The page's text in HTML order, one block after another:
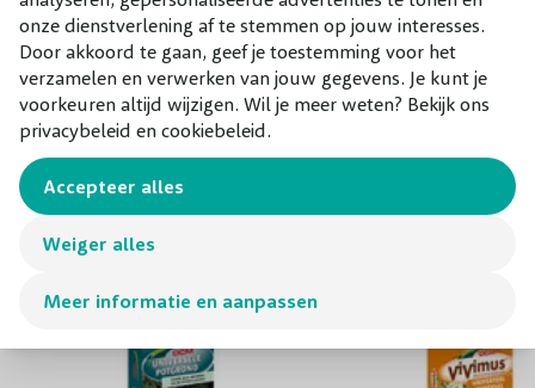
onze dienstverlening af te stemmen op jouw interesses.
Door akkoord te gaan, geef je toestemming voor het
verzamelen en verwerken van jouw gegevens. Je kunt je
voorkeuren altijd wijzigen. Wil je meer weten? Bekijk ons
privacybeleid en cookiebeleid.
Meer informatie en aanpassen
Weiger alles
Accepteer alles
maar te genieten van de unieke blikvanger!
Combineer met
Onze aanraders bij dit product